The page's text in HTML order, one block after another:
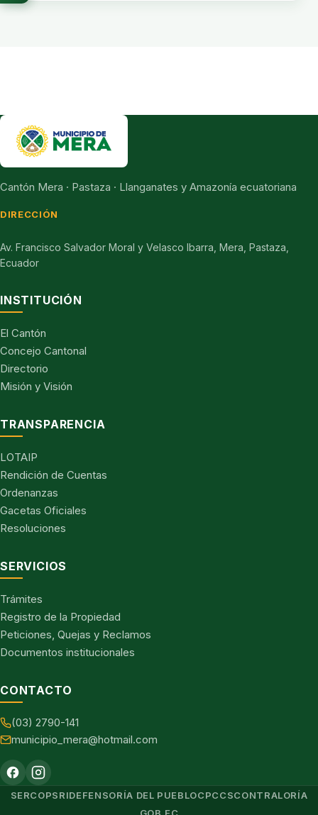
Cantón Mera · Pastaza · Llanganates y Amazonía ecuatoriana
DIRECCIÓN
Av. Francisco Salvador Moral y Velasco Ibarra, Mera, Pastaza,
Ecuador
INSTITUCIÓN
El Cantón
Concejo Cantonal
Directorio
Misión y Visión
TRANSPARENCIA
LOTAIP
Rendición de Cuentas
Ordenanzas
Gacetas Oficiales
Resoluciones
SERVICIOS
Trámites
Registro de la Propiedad
Peticiones, Quejas y Reclamos
Documentos institucionales
CONTACTO
(03) 2790-141
municipio_mera@hotmail.com
SERCOPSRIDEFENSORÍA DEL PUEBLOCPCCSCONTRALORÍA